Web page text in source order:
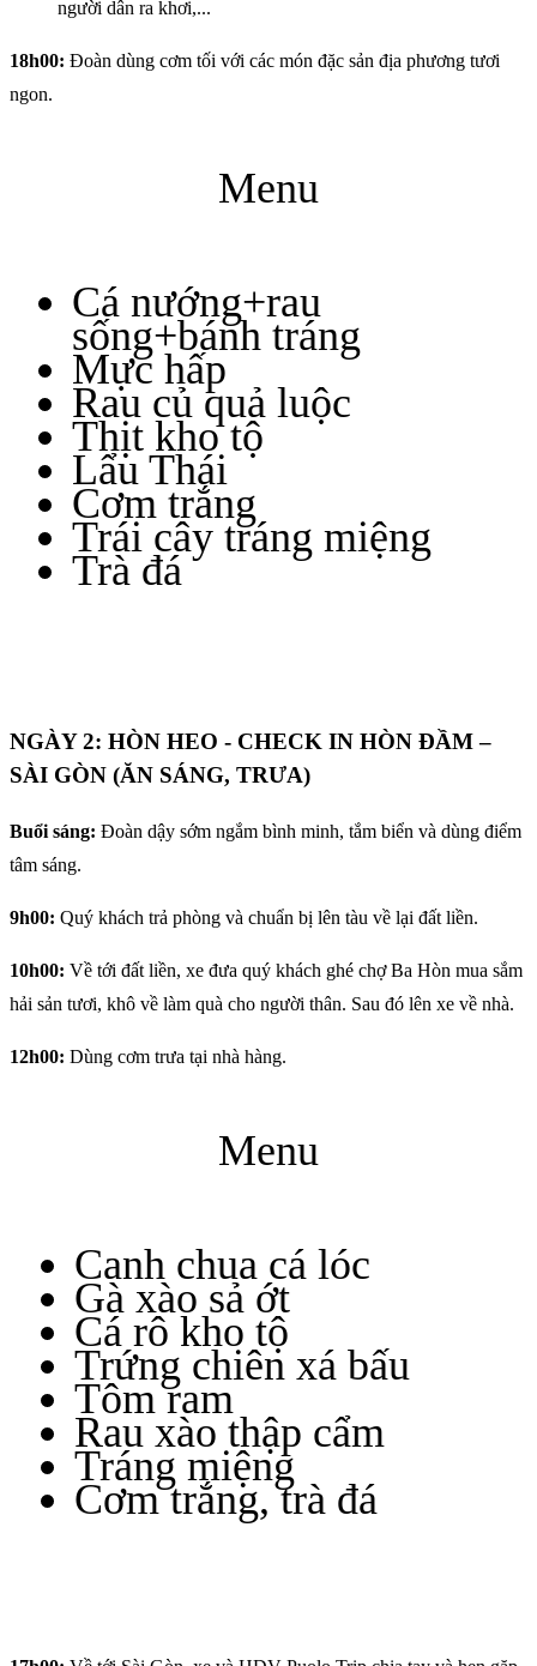
người dân ra khơi,...
18h00: Đoàn dùng cơm tối với các món đặc sản địa phương tươi
ngon.
Menu
Cá nướng+rau
sống+bánh tráng
Mực hấp
Rau củ quả luộc
Thịt kho tộ
Lẩu Thái
Cơm trắng
Trái cây tráng miệng
Trà đá
NGÀY 2: HÒN HEO - CHECK IN HÒN ĐẦM –
SÀI GÒN (ĂN SÁNG, TRƯA)
Buổi sáng: Đoàn dậy sớm ngắm bình minh, tắm biển và dùng điểm
tâm sáng.
9h00: Quý khách trả phòng và chuẩn bị lên tàu về lại đất liền.
10h00: Về tới đất liền, xe đưa quý khách ghé chợ Ba Hòn mua sắm
hải sản tươi, khô về làm quà cho người thân. Sau đó lên xe về nhà.
12h00: Dùng cơm trưa tại nhà hàng.
Menu
Canh chua cá lóc
Gà xào sả ớt
Cá rô kho tộ
Trứng chiên xá bấu
Tôm ram
Rau xào thập cẩm
Tráng miệng
Cơm trắng, trà đá